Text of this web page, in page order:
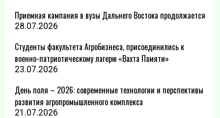
Приемная кампания в вузы Дальнего Востока продолжается
28.07.2026
Студенты факультета Агробизнеса, присоединились к
военно-патриотическому лагерю «Вахта Памяти»
23.07.2026
День поля – 2026: современные технологии и перспективы
развития агропромышленного комплекса
21.07.2026